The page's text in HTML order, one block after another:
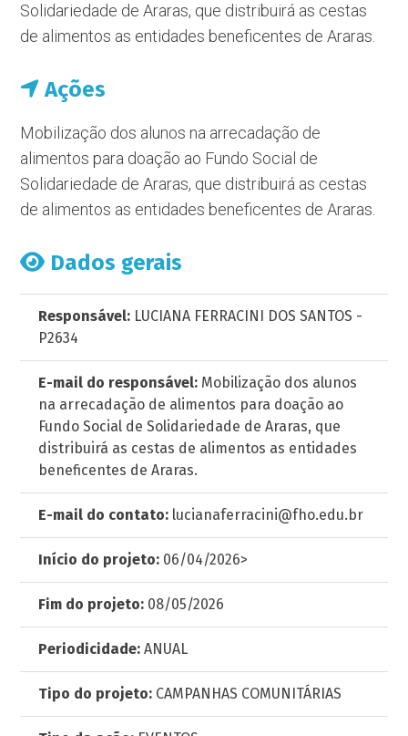
Solidariedade de Araras, que distribuirá as cestas
de alimentos as entidades beneficentes de Araras.
Ações
Mobilização dos alunos na arrecadação de
alimentos para doação ao Fundo Social de
Solidariedade de Araras, que distribuirá as cestas
de alimentos as entidades beneficentes de Araras.
Dados gerais
Responsável: LUCIANA FERRACINI DOS SANTOS -
P2634
E-mail do responsável: Mobilização dos alunos
na arrecadação de alimentos para doação ao
Fundo Social de Solidariedade de Araras, que
distribuirá as cestas de alimentos as entidades
beneficentes de Araras.
E-mail do contato: lucianaferracini@fho.edu.br
Início do projeto: 06/04/2026>
Fim do projeto: 08/05/2026
Periodicidade: ANUAL
Tipo do projeto: CAMPANHAS COMUNITÁRIAS